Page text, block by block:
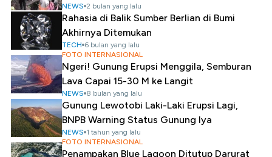
NEWS 2 bulan yang lalu
Rahasia di Balik Sumber Berlian di Bumi
Akhirnya Ditemukan
TECH 6 bulan yang lalu
FOTO INTERNASIONAL
Ngeri! Gunung Erupsi Menggila, Semburan
Lava Capai 15-30 M ke Langit
NEWS 8 bulan yang lalu
Gunung Lewotobi Laki-Laki Erupsi Lagi,
BNPB Warning Status Gunung Iya
NEWS 1 tahun yang lalu
FOTO INTERNASIONAL
Penampakan Blue Lagoon Ditutup Darurat